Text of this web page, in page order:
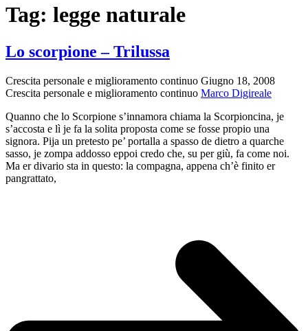
Tag: legge naturale
Lo scorpione – Trilussa
Crescita personale e miglioramento continuo Giugno 18, 2008
Crescita personale e miglioramento continuo Marco Digireale
Quanno che lo Scorpione s’innamora chiama la Scorpioncina, je
s’accosta e lì je fa la solita proposta come se fosse propio una
signora. Pija un pretesto pe’ portalla a spasso de dietro a quarche
sasso, je zompa addosso eppoi credo che, su per giù, fa come noi.
Ma er divario sta in questo: la compagna, appena ch’è finito er
pangrattato,